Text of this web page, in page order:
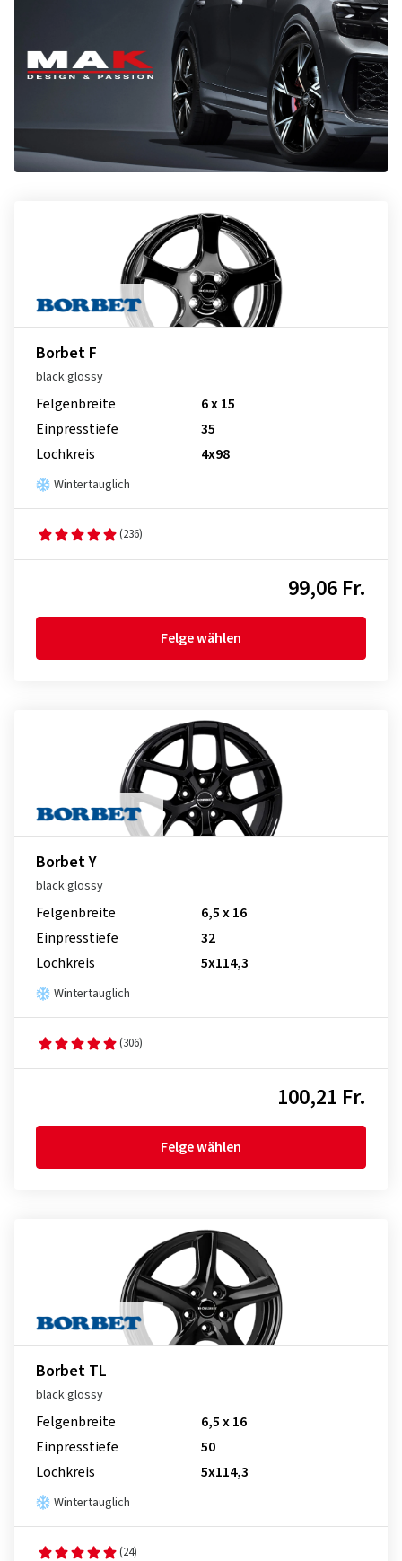
Borbet F
black glossy
Felgenbreite
6 x 15
Einpresstiefe
35
Lochkreis
4x98
Wintertauglich
(236)
99,06 Fr.
Felge wählen
Borbet Y
black glossy
Felgenbreite
6,5 x 16
Einpresstiefe
32
Lochkreis
5x114,3
Wintertauglich
(306)
100,21 Fr.
Felge wählen
Borbet TL
black glossy
Felgenbreite
6,5 x 16
Einpresstiefe
50
Lochkreis
5x114,3
Wintertauglich
(24)